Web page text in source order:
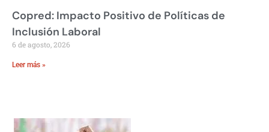
Copred: Impacto Positivo de Políticas de
Inclusión Laboral
6 de agosto, 2026
Leer más »